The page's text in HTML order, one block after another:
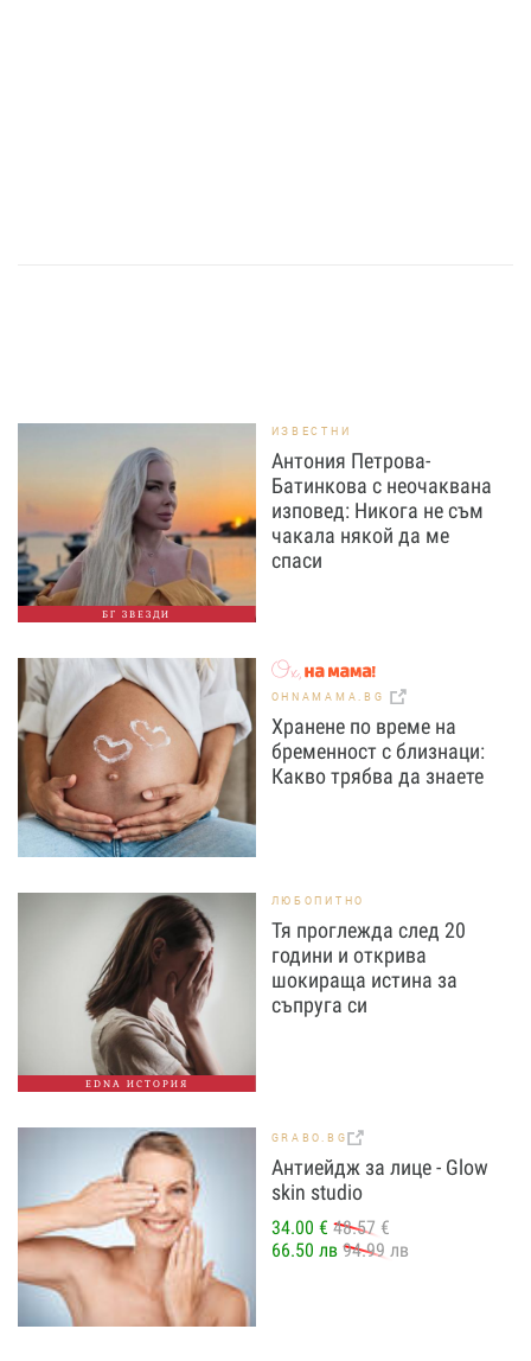
БГ ЗВЕЗДИ
ИЗВЕСТНИ
Антония Петрова-
Батинкова с неочаквана
изповед: Никога не съм
чакала някой да ме
спаси
OHNAMAMA.BG
Хранене по време на
бременност с близнаци:
Какво трябва да знаете
EDNA ИСТОРИЯ
ЛЮБОПИТНО
Тя проглежда след 20
години и открива
шокираща истина за
съпруга си
GRABO.BG
Антиейдж за лице - Glow
skin studio
34.00 € 48.57 €
66.50 лв 94.99 лв